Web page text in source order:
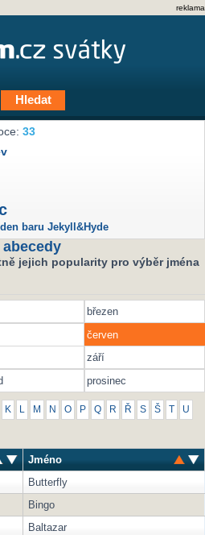
reklama
33
baru Jekyll&Hyde
jejich popularity pro výběr jména
březen
červen
září
prosinec
K L M N O P Q R Ř S Š U
Jméno
Butterfly
Bingo
Baltazar